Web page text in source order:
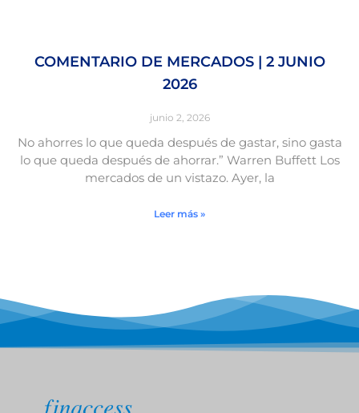
COMENTARIO DE MERCADOS | 2 JUNIO
2026
junio 2, 2026
No ahorres lo que queda después de gastar, sino gasta
lo que queda después de ahorrar.” Warren Buffett Los
mercados de un vistazo. Ayer, la
Leer más »